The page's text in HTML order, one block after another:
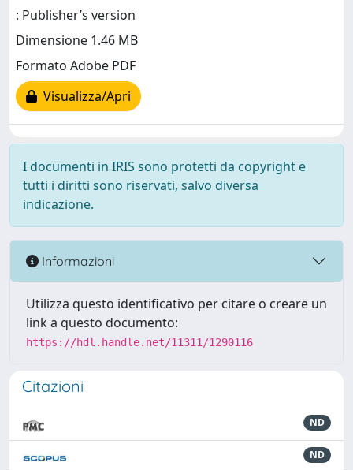
: Publisher’s version
Dimensione 1.46 MB
Formato Adobe PDF
Visualizza/Apri
I documenti in IRIS sono protetti da copyright e
tutti i diritti sono riservati, salvo diversa
indicazione.
Informazioni
Utilizza questo identificativo per citare o creare un
link a questo documento:
https://hdl.handle.net/11311/1290116
Citazioni
ND
ND